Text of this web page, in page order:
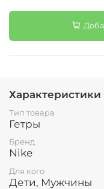
Характеристики
Тип товара
Гетры
Бренд
Nike
Для кого
Дети, Мужчины